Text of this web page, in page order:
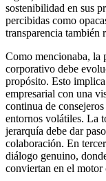
sostenibilidad en sus
percibidas como
transparencia también
Como mencionaba, la
corporativo debe
propósito. Esto
empresarial con una
continua de
entornos volátiles. La
jerarquía debe dar
colaboración. En
diálogo genuino,
conviertan en el